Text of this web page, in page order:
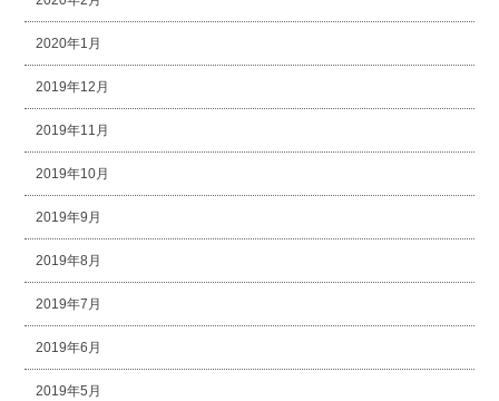
2020年1月
2019年12月
2019年11月
2019年10月
2019年9月
2019年8月
2019年7月
2019年6月
2019年5月